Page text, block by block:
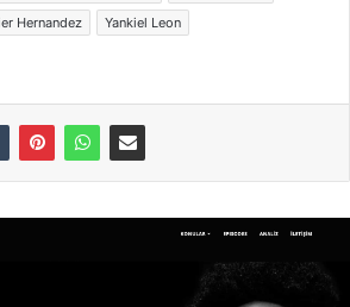
Hernandez
Yankiel Leon